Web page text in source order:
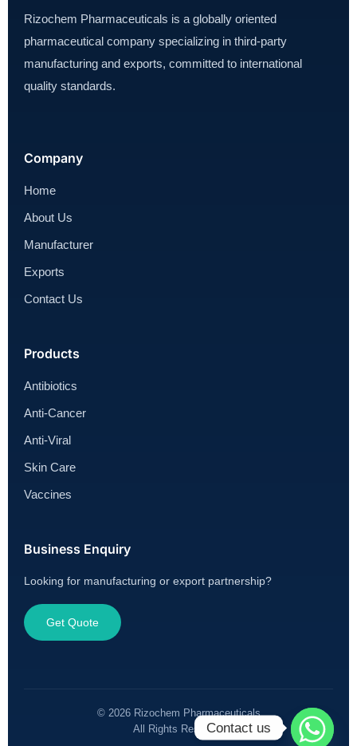
Rizochem Pharmaceuticals is a globally oriented
pharmaceutical company specializing in third-party
manufacturing and exports, committed to international
quality standards.
Company
Home
About Us
Manufacturer
Exports
Contact Us
Products
Antibiotics
Anti-Cancer
Anti-Viral
Skin Care
Vaccines
Business Enquiry
Looking for manufacturing or export partnership?
Get Quote
© 2026 Rizochem Pharmaceuticals
All Rights ReservedContact us